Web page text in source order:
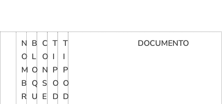
N
O
M
B
R
B
L
O
Q
U
C
O
N
S
E
T
I
P
O
D
T
I
P
O
D
DOCUMENTO